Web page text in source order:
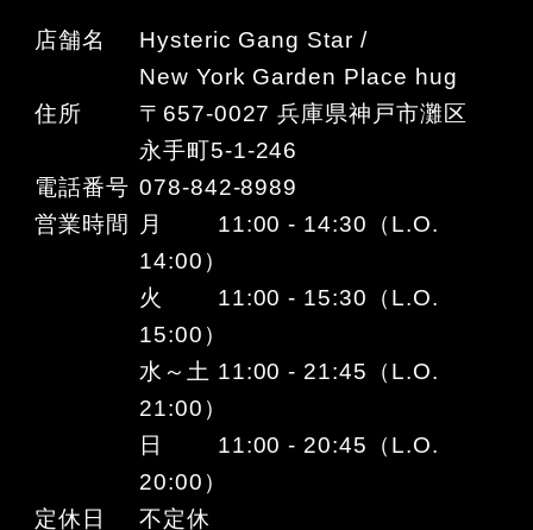
店舗名
Hysteric Gang Star /
New York Garden Place hug
住所
〒657-0027 兵庫県神戸市灘区
永手町5-1-246
電話番号 078-842-8989
営業時間
月 11:00 - 14:30（L.O.
14:00）
火 11:00 - 15:30（L.O.
15:00）
水～土 11:00 - 21:45（L.O.
21:00）
日 11:00 - 20:45（L.O.
20:00）
定休日
不定休